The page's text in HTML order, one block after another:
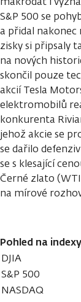
S&P 500 se
a přidal nakonec
zisky si připsaly
na nových
skončil pouze
akcií Tesla
elektromobilů
konkurenta
jehož akcie se
se dařilo
se s klesající
Černé zlato
na mírové
Pohled na
DJIA
S&P 500
NASDAQ